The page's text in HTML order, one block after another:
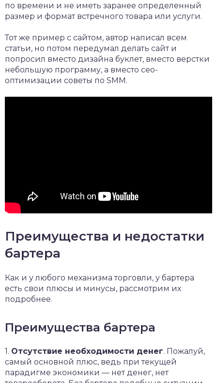
по времени и не иметь заранее определенный
размер и формат встречного товара или услуги.
Тот же пример с сайтом, автор написал всем
статьи, но потом передумал делать сайт и
попросил вместо дизайна буклет, вместо верстки
небольшую программу, а вместо сео-
оптимизации советы по SMM.
Преимущества и недостатки
бартера
Как и у любого механизма торговли, у бартера
есть свои плюсы и минусы, рассмотрим их
подробнее.
Преимущества бартера
1. Отсутствие необходимости денег. Пожалуй,
самый основной плюс, ведь при текущей
парадигме экономики — нет денег, нет